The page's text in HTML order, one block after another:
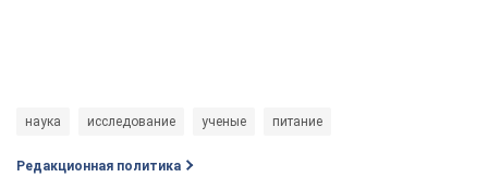
наука исследование ученые питание
Редакционная политика